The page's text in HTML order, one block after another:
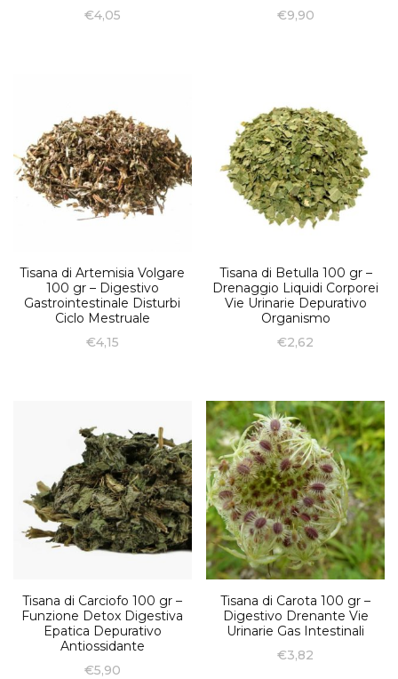
€4,05
€9,90
Tisana di Artemisia Volgare
100 gr – Digestivo
Gastrointestinale Disturbi
Ciclo Mestruale
€4,15
Tisana di Betulla 100 gr –
Drenaggio Liquidi Corporei
Vie Urinarie Depurativo
Organismo
€2,62
Tisana di Carciofo 100 gr –
Funzione Detox Digestiva
Epatica Depurativo
Antiossidante
€5,90
Tisana di Carota 100 gr –
Digestivo Drenante Vie
Urinarie Gas Intestinali
€3,82